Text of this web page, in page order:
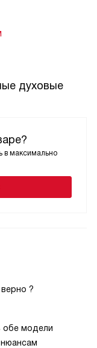
духовые
в максимально
?
обе модели
нюансам